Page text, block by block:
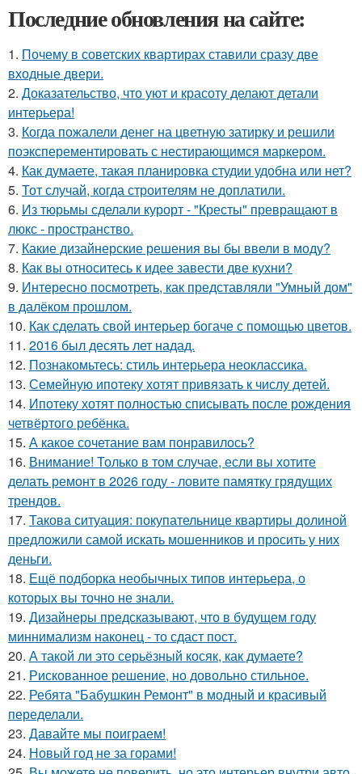
Последние обновления на сайте:
1. Почему в советских квартирах ставили сразу две
входные двери.
2. Доказательство, что уют и красоту делают детали
интерьера!
3. Когда пожалели денег на цветную затирку и решили
поэксперементировать с нестирающимся маркером.
4. Как думаете, такая планировка студии удобна или нет?
5. Тот случай, когда строителям не доплатили.
6. Из тюрьмы сделали курорт - "Кресты" превращают в
люкс - пространство.
7. Какие дизайнерские решения вы бы ввели в моду?
8. Как вы относитесь к идее завести две кухни?
9. Интересно посмотреть, как представляли "Умный дом"
в далёком прошлом.
10. Как сделать свой интерьер богаче с помощью цветов.
11. 2016 был десять лет надад.
12. Познакомьтесь: стиль интерьера неоклассика.
13. Семейную ипотеку хотят привязать к числу детей.
14. Ипотеку хотят полностью списывать после рождения
четвёртого ребёнка.
15. А какое сочетание вам понравилось?
16. Внимание! Только в том случае, если вы хотите
делать ремонт в 2026 году - ловите памятку грядущих
трендов.
17. Такова ситуация: покупательнице квартиры долиной
предложили самой искать мошенников и просить у них
деньги.
18. Ещё подборка необычных типов интерьера, о
которых вы точно не знали.
19. Дизайнеры предсказывают, что в будущем году
миннимализм наконец - то сдаст пост.
20. А такой ли это серьёзный косяк, как думаете?
21. Рискованное решение, но довольно стильное.
22. Ребята "Бабушкин Ремонт" в модный и красивый
переделали.
23. Давайте мы поиграем!
24. Новый год не за горами!